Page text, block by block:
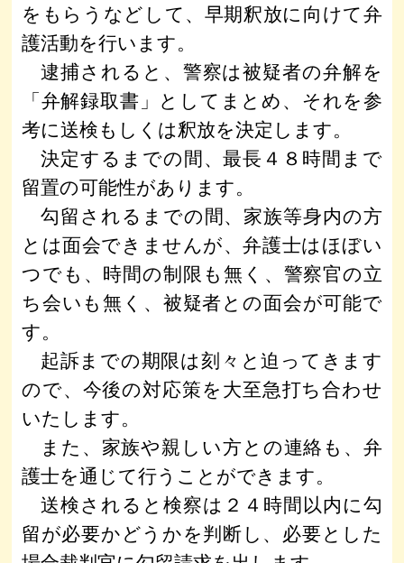
をもらうなどして、早期釈放に向けて弁
護活動を行います。
逮捕されると、警察は被疑者の弁解を
「弁解録取書」としてまとめ、それを参
考に送検もしくは釈放を決定します。
決定するまでの間、最長４８時間まで
留置の可能性があります。
勾留されるまでの間、家族等身内の方
とは面会できませんが、弁護士はほぼい
つでも、時間の制限も無く、警察官の立
ち会いも無く、被疑者との面会が可能で
す。
起訴までの期限は刻々と迫ってきます
ので、今後の対応策を大至急打ち合わせ
いたします。
また、家族や親しい方との連絡も、弁
護士を通じて行うことができます。
送検されると検察は２４時間以内に勾
留が必要かどうかを判断し、必要とした